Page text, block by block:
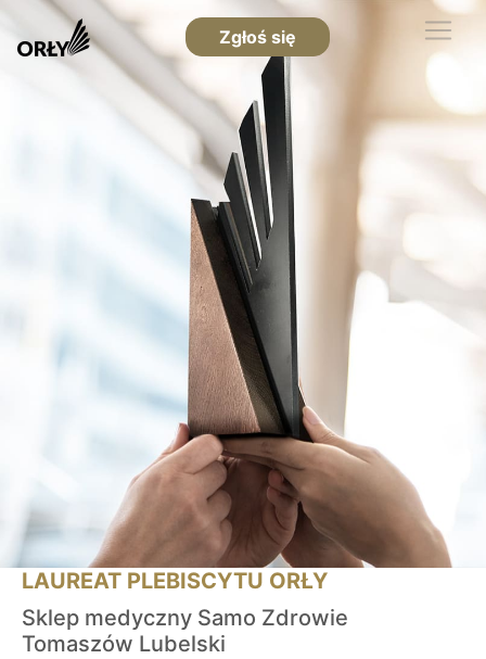
Zgłoś się
LAUREAT PLEBISCYTU ORŁY
Sklep medyczny Samo Zdrowie
Tomaszów Lubelski